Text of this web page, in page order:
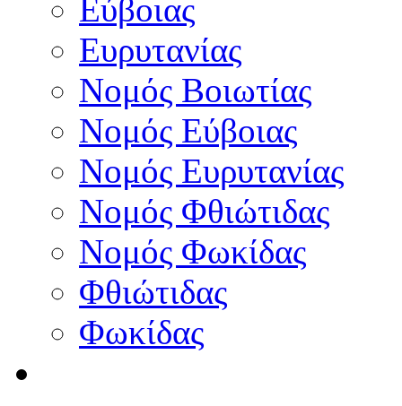
Εύβοιας
Ευρυτανίας
Νομός Βοιωτίας
Νομός Εύβοιας
Νομός Ευρυτανίας
Νομός Φθιώτιδας
Νομός Φωκίδας
Φθιώτιδας
Φωκίδας